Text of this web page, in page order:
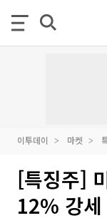
이투데이 마켓
[특징주]
12% 강세